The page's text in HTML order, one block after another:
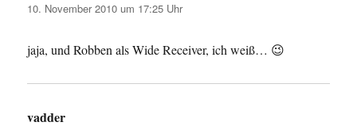
10. November 2010 um 17:25 Uhr
jaja, und Robben als Wide Receiver, ich weiß… 😉
vadder